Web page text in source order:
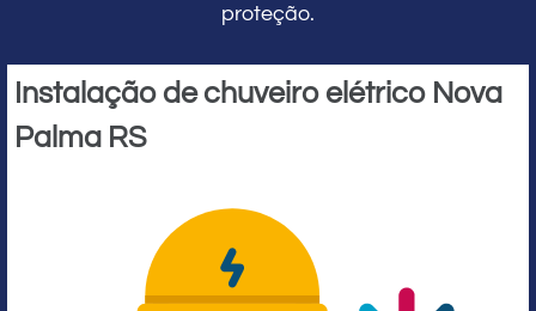
proteção.
Instalação de chuveiro elétrico Nova
Palma RS